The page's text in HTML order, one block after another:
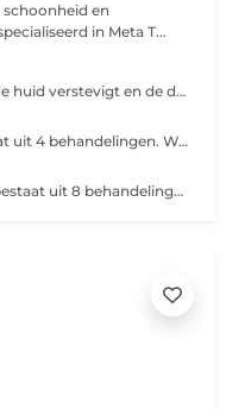
en
centraal staan. Gespecialiseerd in Meta T...
Natuurlijke liftingbehandeling die de huid verstevigt en de doorbloeding stimuleert. Ideaal voor een frisse, gelifte en stralende huid.
Mini huidverbeteringstraject bestaat uit 4 behandelingen. Wat we in het salon doen, werkt alleen echt als je thuis juist ondersteunt. Daarom zit je routine al mee in je traject.
Volledige huidverbeteringstraject bestaat uit 8 behandelingen. Wat we in het salon doen, werkt alleen echt als je thuis juist ondersteunt. Daarom zit je routine al mee in je traject.